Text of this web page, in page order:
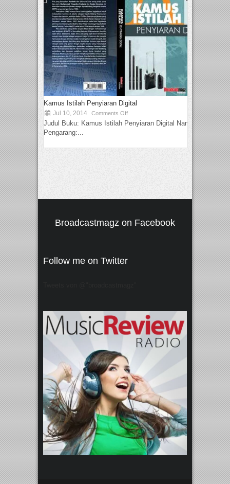
Kamus Istilah Penyiaran Digital
Jul 10, 2014 Comments Off
Judul Buku: Kamus Istilah Penyiaran Digital Nama
Pengarang:...
Broadcastmagz on Facebook
Follow me on Twitter